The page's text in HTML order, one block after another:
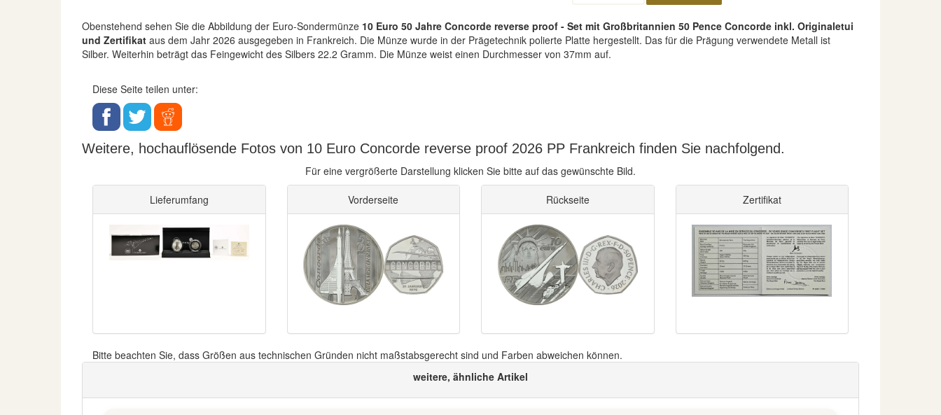
Obenstehend sehen Sie die Abbildung der Euro-Sondermünze 10 Euro 50 Jahre Concorde reverse proof - Set mit Großbritannien 50 Pence Concorde inkl. Originaletui
und Zertifikat aus dem Jahr 2026 ausgegeben in Frankreich. Die Münze wurde in der Prägetechnik polierte Platte hergestellt. Das für die Prägung verwendete Metall ist
Silber. Weiterhin beträgt das Feingewicht des Silbers 22.2 Gramm. Die Münze weist einen Durchmesser von 37mm auf.
Diese Seite teilen unter:
Weitere, hochauflösende Fotos von 10 Euro Concorde reverse proof 2026 PP Frankreich finden Sie nachfolgend.
Für eine vergrößerte Darstellung klicken Sie bitte auf das gewünschte Bild.
Lieferumfang Vorderseite Rückseite Zertifikat
Bitte beachten Sie, dass Größen aus technischen Gründen nicht maßstabsgerecht sind und Farben abweichen können.
weitere, ähnliche Artikel